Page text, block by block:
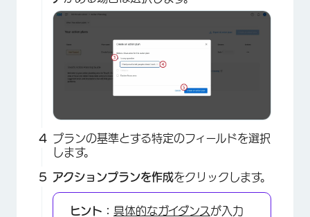
プランの基準とする特定のフィールドを選択
します。
アクションプランを作成をクリックします。
ヒント： 具体的なガイダンス が入力